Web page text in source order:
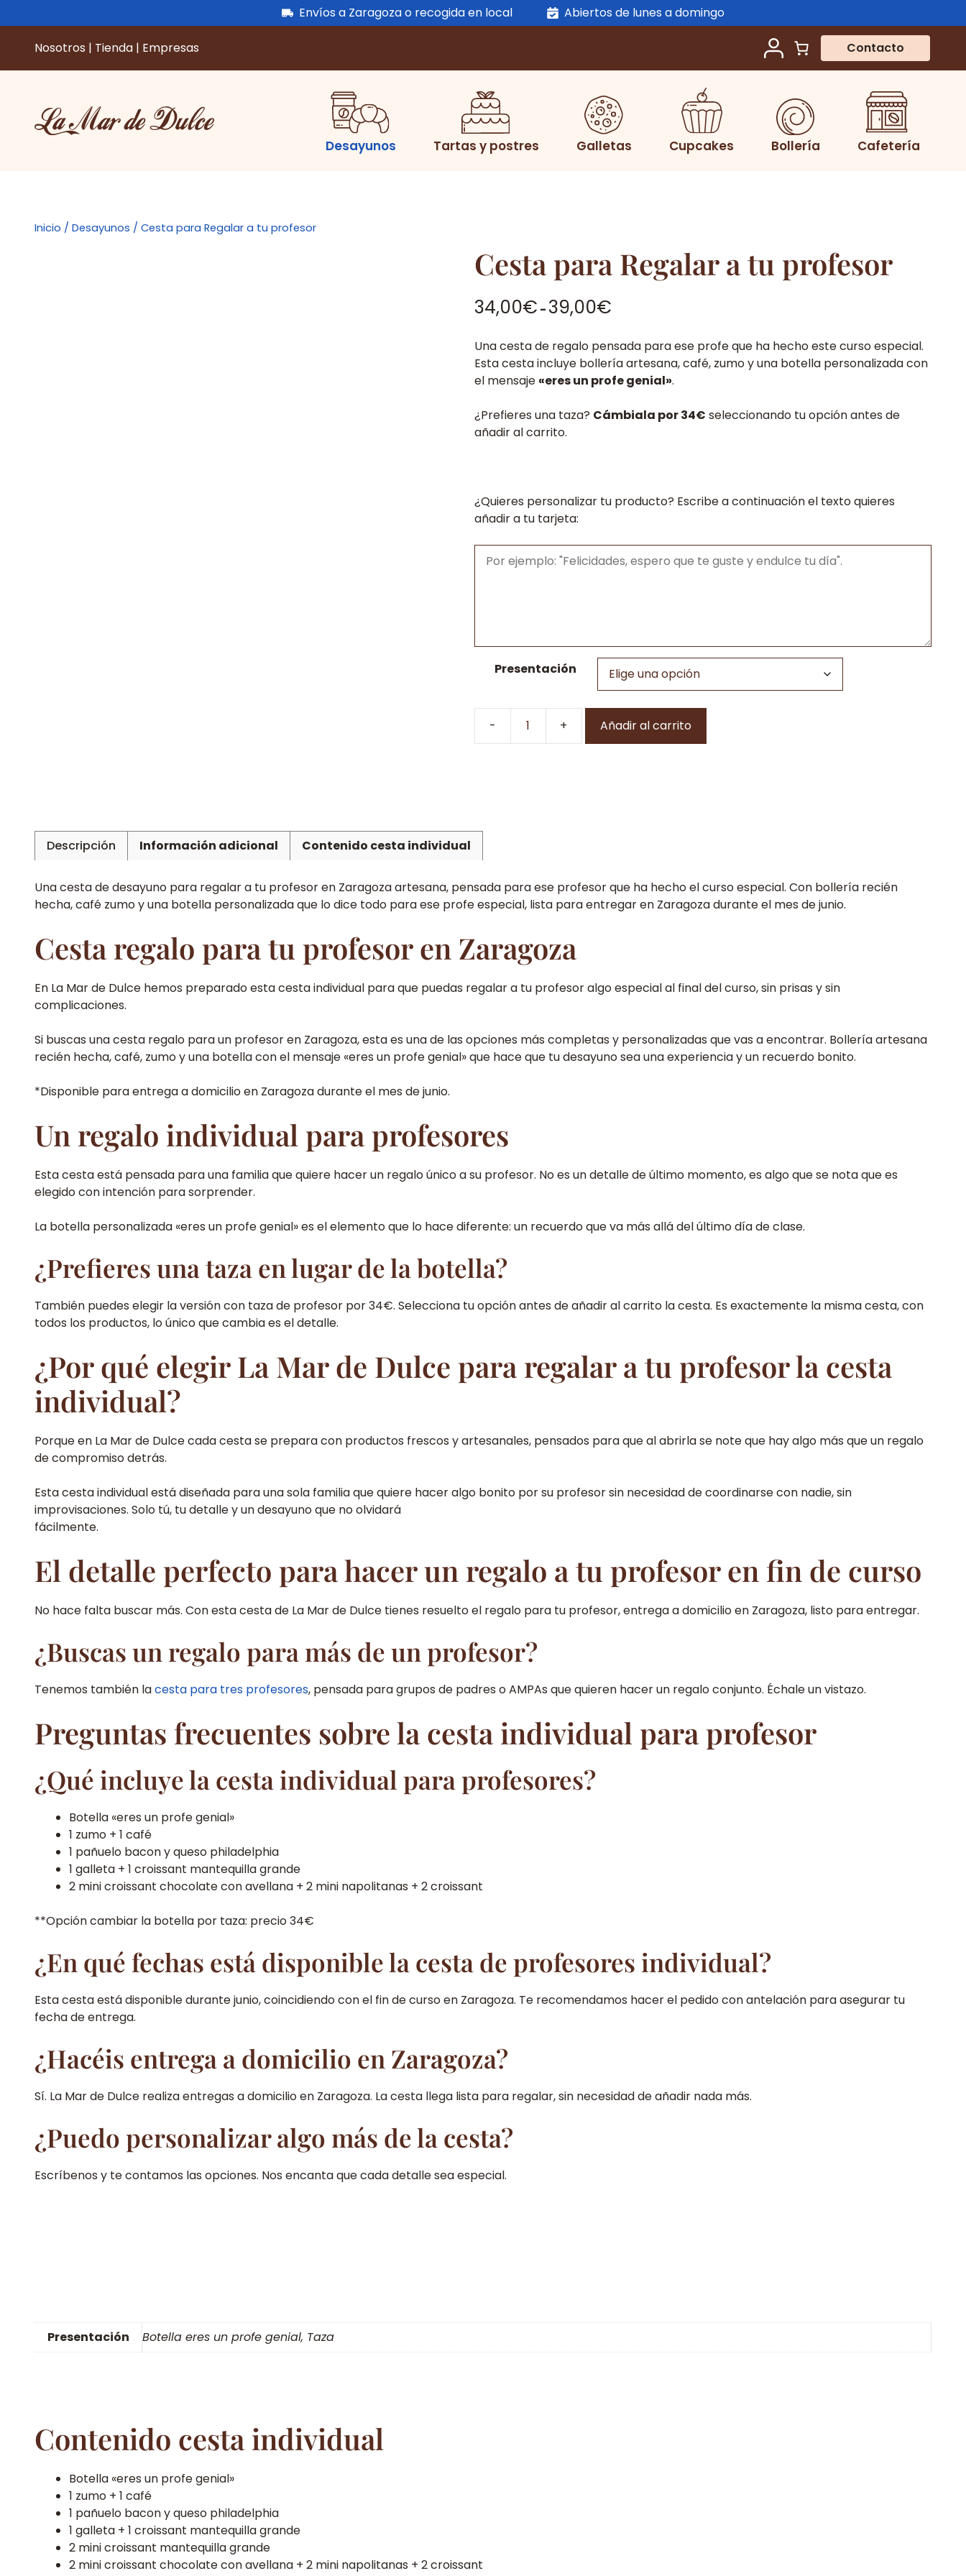
Envíos a Zaragoza o recogida en local Abiertos de lunes a domingo
Nosotros | Tienda | Empresas
Contacto
contenido
Desayunos Tartas y postres Galletas Cupcakes Bollería Cafetería
Inicio / Desayunos / Cesta para Regalar a tu profesor
Cesta para Regalar a tu profesor
34,00€ - 39,00€Rango
desde
34,00€
hasta
Una cesta de regalo pensada para ese profe que ha hecho este curso especial.
Esta cesta incluye bollería artesana, café, zumo y una botella personalizada con
el mensaje «eres un profe genial».
¿Prefieres una taza? Cámbiala por 34€ seleccionando tu opción antes de
añadir al carrito.
¿Quieres personalizar tu producto? Escribe a continuación el texto quieres
añadir a tu tarjeta:
Presentación
cantidad
Añadir al carrito
Descripción Información adicional Contenido cesta individual
Una cesta de desayuno para regalar a tu profesor en Zaragoza artesana, pensada para ese profesor que ha hecho el curso especial. Con bollería recién
hecha, café zumo y una botella personalizada que lo dice todo para ese profe especial, lista para entregar en Zaragoza durante el mes de junio.
Cesta regalo para tu profesor en Zaragoza
En La Mar de Dulce hemos preparado esta cesta individual para que puedas regalar a tu profesor algo especial al final del curso, sin prisas y sin
complicaciones.
Si buscas una cesta regalo para un profesor en Zaragoza, esta es una de las opciones más completas y personalizadas que vas a encontrar. Bollería artesana
recién hecha, café, zumo y una botella con el mensaje «eres un profe genial» que hace que tu desayuno sea una experiencia y un recuerdo bonito.
*Disponible para entrega a domicilio en Zaragoza durante el mes de junio.
Un regalo individual para profesores
Esta cesta está pensada para una familia que quiere hacer un regalo único a su profesor. No es un detalle de último momento, es algo que se nota que es
elegido con intención para sorprender.
La botella personalizada «eres un profe genial» es el elemento que lo hace diferente: un recuerdo que va más allá del último día de clase.
¿Prefieres una taza en lugar de la botella?
También puedes elegir la versión con taza de profesor por 34€. Selecciona tu opción antes de añadir al carrito la cesta. Es exactemente la misma cesta, con
todos los productos, lo único que cambia es el detalle.
¿Por qué elegir La Mar de Dulce para regalar a tu profesor la cesta
individual?
Porque en La Mar de Dulce cada cesta se prepara con productos frescos y artesanales, pensados para que al abrirla se note que hay algo más que un regalo
de compromiso detrás.
Esta cesta individual está diseñada para una sola familia que quiere hacer algo bonito por su profesor sin necesidad de coordinarse con nadie, sin
improvisaciones. Solo tú, tu detalle y un desayuno que no olvidará
fácilmente.
El detalle perfecto para hacer un regalo a tu profesor en fin de curso
No hace falta buscar más. Con esta cesta de La Mar de Dulce tienes resuelto el regalo para tu profesor, entrega a domicilio en Zaragoza, listo para entregar.
¿Buscas un regalo para más de un profesor?
Tenemos también lacesta para tres profesores, pensada para grupos de padres o AMPAs que quieren hacer un regalo conjunto. Échale un vistazo.
Preguntas frecuentes sobre la cesta individual para profesor
¿Qué incluye la cesta individual para profesores?
Botella «eres un profe genial»
1 zumo + 1 café
1 pañuelo bacon y queso philadelphia
1 galleta + 1 croissant mantequilla grande
2 mini croissant chocolate con avellana + 2 mini napolitanas + 2 croissant
**Opción cambiar la botella por taza: precio 34€
¿En qué fechas está disponible la cesta de profesores individual?
Esta cesta está disponible durante junio, coincidiendo con el fin de curso en Zaragoza. Te recomendamos hacer el pedido con antelación para asegurar tu
fecha de entrega.
¿Hacéis entrega a domicilio en Zaragoza?
Sí. La Mar de Dulce realiza entregas a domicilio en Zaragoza. La cesta llega lista para regalar, sin necesidad de añadir nada más.
¿Puedo personalizar algo más de la cesta?
Escríbenos y te contamos las opciones. Nos encanta que cada detalle sea especial.
Presentación Botella eres un profe genial, Taza
Contenido cesta individual
Botella «eres un profe genial»
1 zumo + 1 café
1 pañuelo bacon y queso philadelphia
1 galleta + 1 croissant mantequilla grande
2 mini croissant mantequilla grande
2 mini croissant chocolate con avellana + 2 mini napolitanas + 2 croissant